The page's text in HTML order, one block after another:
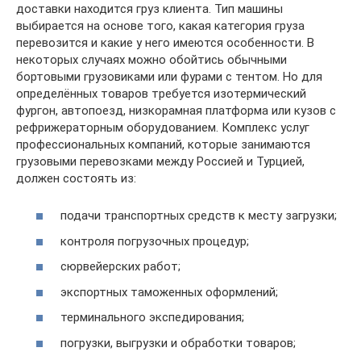
доставки находится груз клиента. Тип машины
выбирается на основе того, какая категория груза
перевозится и какие у него имеются особенности. В
некоторых случаях можно обойтись обычными
бортовыми грузовиками или фурами с тентом. Но для
определённых товаров требуется изотермический
фургон, автопоезд, низкорамная платформа или кузов с
рефрижераторным оборудованием. Комплекс услуг
профессиональных компаний, которые занимаются
грузовыми перевозками между Россией и Турцией,
должен состоять из:
подачи транспортных средств к месту загрузки;
контроля погрузочных процедур;
сюрвейерских работ;
экспортных таможенных оформлений;
терминального экспедирования;
погрузки, выгрузки и обработки товаров;